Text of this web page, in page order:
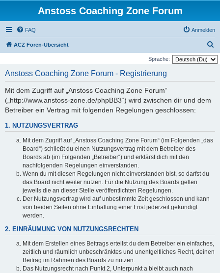
Anstoss Coaching Zone Forum
FAQ Anmelden
ACZ Foren-Übersicht
u
Sprache:
Anstoss Coaching Zone Forum - Registrierung
Mit dem Zugriff auf „Anstoss Coaching Zone Forum“
(„http://www.anstoss-zone.de/phpBB3“) wird zwischen dir und dem
Betreiber ein Vertrag mit folgenden Regelungen geschlossen:
1. NUTZUNGSVERTRAG
Mit dem Zugriff auf „Anstoss Coaching Zone Forum“ (im Folgenden „das
Board“) schließt du einen Nutzungsvertrag mit dem Betreiber des
Boards ab (im Folgenden „Betreiber“) und erklärst dich mit den
nachfolgenden Regelungen einverstanden.
Wenn du mit diesen Regelungen nicht einverstanden bist, so darfst du
das Board nicht weiter nutzen. Für die Nutzung des Boards gelten
jeweils die an dieser Stelle veröffentlichten Regelungen.
Der Nutzungsvertrag wird auf unbestimmte Zeit geschlossen und kann
von beiden Seiten ohne Einhaltung einer Frist jederzeit gekündigt
werden.
2. EINRÄUMUNG VON NUTZUNGSRECHTEN
Mit dem Erstellen eines Beitrags erteilst du dem Betreiber ein einfaches,
zeitlich und räumlich unbeschränktes und unentgeltliches Recht, deinen
Beitrag im Rahmen des Boards zu nutzen.
Das Nutzungsrecht nach Punkt 2, Unterpunkt a bleibt auch nach